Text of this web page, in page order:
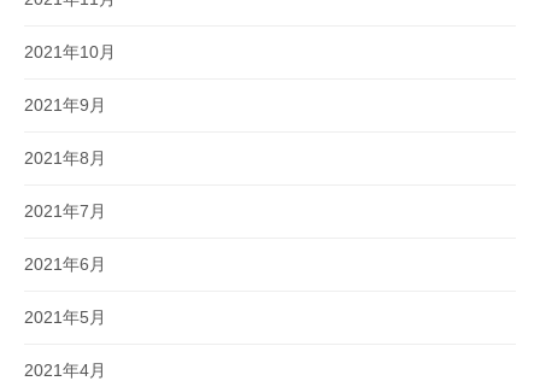
2021年10月
2021年9月
2021年8月
2021年7月
2021年6月
2021年5月
2021年4月